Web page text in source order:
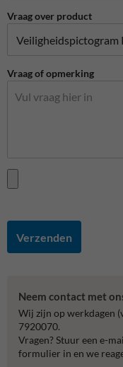
Vraag over product
Vraag of opmerking
Verzenden
Neem contact met
Wij zijn op werkdagen
7920070.
Vragen? Stuur een e-
formulier in en we